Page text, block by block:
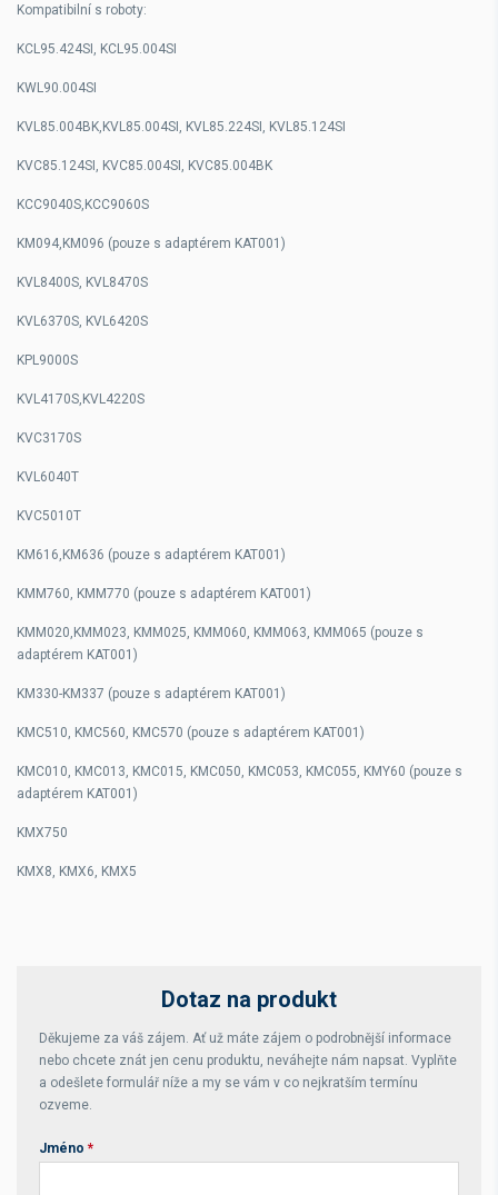
Kompatibilní s roboty:
KCL95.424SI, KCL95.004SI
KWL90.004SI
KVL85.004BK,KVL85.004SI, KVL85.224SI, KVL85.124SI
KVC85.124SI, KVC85.004SI, KVC85.004BK
KCC9040S,KCC9060S
KM094,KM096 (pouze s adaptérem KAT001)
KVL8400S, KVL8470S
KVL6370S, KVL6420S
KPL9000S
KVL4170S,KVL4220S
KVC3170S
KVL6040T
KVC5010T
KM616,KM636 (pouze s adaptérem KAT001)
KMM760, KMM770 (pouze s adaptérem KAT001)
KMM020,KMM023, KMM025, KMM060, KMM063, KMM065 (pouze s
adaptérem KAT001)
KM330-KM337 (pouze s adaptérem KAT001)
KMC510, KMC560, KMC570 (pouze s adaptérem KAT001)
KMC010, KMC013, KMC015, KMC050, KMC053, KMC055, KMY60 (pouze s
adaptérem KAT001)
KMX750
KMX8, KMX6, KMX5
Dotaz na produkt
Děkujeme za váš zájem. Ať už máte zájem o podrobnější informace
nebo chcete znát jen cenu produktu, neváhejte nám napsat. Vyplňte
a odešlete formulář níže a my se vám v co nejkratším termínu
ozveme.
Jméno *